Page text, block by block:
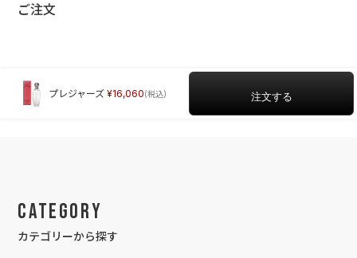
ご注文
プレジャーズ 16,060
Category
カテゴリーから探す